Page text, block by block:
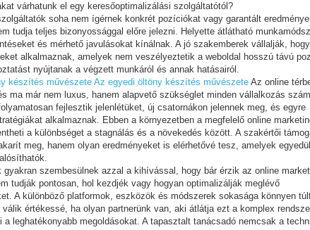
várhatunk el egy keresőoptimalizálási szolgáltatótól?
soha nem ígérnek konkrét pozíciókat vagy garantált
tudja teljes bizonyossággal előre jelezni. Helyette átlátható
és mérhető javulásokat kínálnak. A jó szakemberek vállalják,
alkalmaznak, amelyek nem veszélyeztetik a weboldal hosszú távú
nyújtanak a végzett munkáról és annak hatásairól.
készítés művészete Az egyedi öltöny készítés művészete Az online
ma már nem luxus, hanem alapvető szükséglet minden vállalkozás
fejlesztik jelenlétüket, új csatornákon jelennek meg, és egyre
alkalmaznak. Ebben a környezetben a megfelelő online
a különbséget a stagnálás és a növekedés között. A szakértői
meg, hanem olyan eredményeket is elérhetővé tesz, amelyek
gyakran szembesülnek azzal a kihívással, hogy bár érzik az online
tudják pontosan, hol kezdjék vagy hogyan optimalizálják meglévő
A különböző platformok, eszközök és módszerek sokasága könnyen
értékessé, ha olyan partnerünk van, aki átlátja ezt a komplex
a leghatékonyabb megoldásokat. A tapasztalt tanácsadó nemcsak a